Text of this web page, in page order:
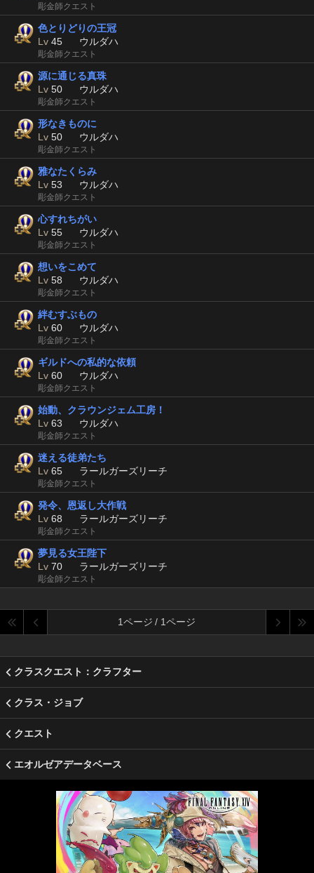
彫金師クエスト
色とりどりの王冠
Lv 45 ウルダハ
彫金師クエスト
源に通じる真珠
Lv 50 ウルダハ
彫金師クエスト
形なきものに
Lv 50 ウルダハ
彫金師クエスト
雅なたくらみ
Lv 53 ウルダハ
彫金師クエスト
心すれちがい
Lv 55 ウルダハ
彫金師クエスト
想いをこめて
Lv 58 ウルダハ
彫金師クエスト
絆むすぶもの
Lv 60 ウルダハ
彫金師クエスト
ギルドへの私的な依頼
Lv 60 ウルダハ
彫金師クエスト
始動、クラウンジェム工房！
Lv 63 ウルダハ
彫金師クエスト
迷える徒弟たち
Lv 65 ラールガーズリーチ
彫金師クエスト
発令、恩返し大作戦
Lv 68 ラールガーズリーチ
彫金師クエスト
夢見る女王陛下
Lv 70 ラールガーズリーチ
彫金師クエスト
1ページ / 1ページ
クラスクエスト：クラフター
クラス・ジョブ
クエスト
エオルゼアデータベース